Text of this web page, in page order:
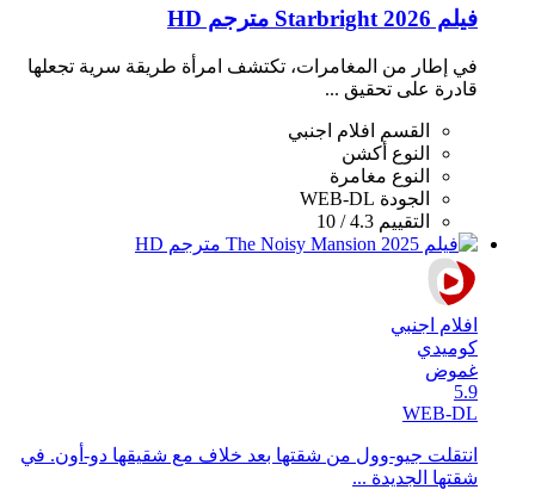
فيلم Starbright 2026 مترجم HD
في إطار من المغامرات، تكتشف امرأة طريقة سرية تجعلها
قادرة على تحقيق ...
القسم
افلام اجنبي
النوع أكشن
النوع مغامرة
الجودة WEB-DL
التقييم 4.3 / 10
افلام اجنبي
كوميدي
غموض
5.9
WEB-DL
انتقلت جيو-وول من شقتها بعد خلاف مع شقيقها دو-أون. في
شقتها الجديدة ...